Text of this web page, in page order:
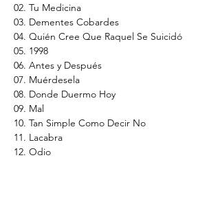
02. Tu Medicina
03. Dementes Cobardes
04. Quién Cree Que Raquel Se Suicidó
05. 1998
06. Antes y Después
07. Muérdesela
08. Donde Duermo Hoy
09. Mal
10. Tan Simple Como Decir No
11. Lacabra
12. Odio